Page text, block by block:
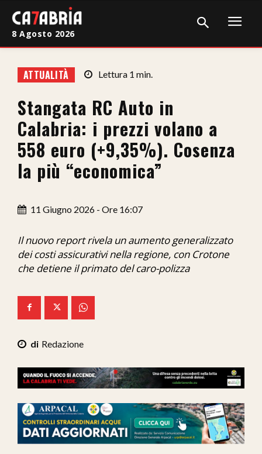
Cronaca
Giudiziaria
Politica
Sport
Sanità
Economia
Ita-Mondo
C7 Play
We Calabria
Mix Zone
8 Agosto 2026
ATTUALITÀ Lettura 1 min.
Stangata RC Auto in
Calabria: i prezzi volano a
558 euro (+9,35%). Cosenza
la più “economica”
11 Giugno 2026 - Ore 16:07
Il nuovo report rivela un aumento generalizzato
dei costi assicurativi nella regione, con Crotone
che detiene il primato del caro-polizza
Redazione